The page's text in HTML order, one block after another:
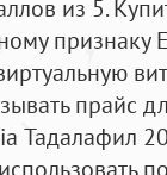
из 5.
признаку
прайс
Тадалафил